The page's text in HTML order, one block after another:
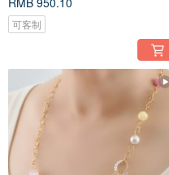
可客制